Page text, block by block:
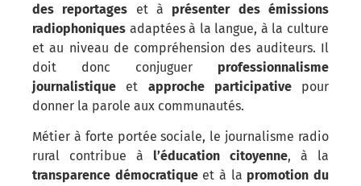
des reportages et à présenter des émissions
radiophoniques adaptées à la langue, à la culture
et au niveau de compréhension des auditeurs. Il
doit donc conjuguer professionnalisme
journalistique et approche participativepour
donner la parole aux communautés.
Métier à forte portée sociale, le journalisme radio
rural contribue à l’éducation citoyenne, à la
transparence démocratiqueet à la promotion du